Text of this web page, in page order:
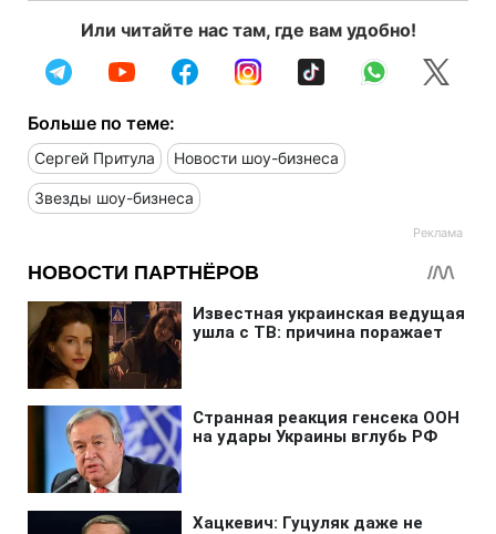
Или читайте нас там, где вам удобно!
Больше по теме:
Сергей Притула Новости шоу-бизнеса
Звезды шоу-бизнеса